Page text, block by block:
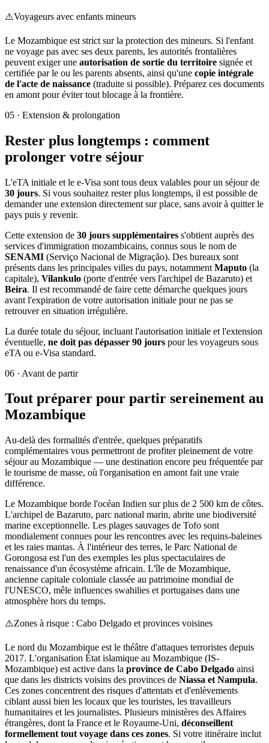
⚠️Voyageurs avec enfants mineurs
Le Mozambique est strict sur la protection des mineurs. Si l'enfant
ne voyage pas avec ses deux parents, les autorités frontalières
peuvent exiger une autorisation de sortie du territoire signée et
certifiée par le ou les parents absents, ainsi qu'une copie intégrale
de l'acte de naissance (traduite si possible). Préparez ces documents
en amont pour éviter tout blocage à la frontière.
05 · Extension & prolongation
Rester plus longtemps : comment
prolonger votre séjour
L'eTA initiale et le e-Visa sont tous deux valables pour un séjour de
30 jours. Si vous souhaitez rester plus longtemps, il est possible de
demander une extension directement sur place, sans avoir à quitter le
pays puis y revenir.
Cette extension de 30 jours supplémentaires s'obtient auprès des
services d'immigration mozambicains, connus sous le nom de
SENAMI (Serviço Nacional de Migração). Des bureaux sont
présents dans les principales villes du pays, notamment Maputo (la
capitale), Vilankulo (porte d'entrée vers l'archipel de Bazaruto) et
Beira. Il est recommandé de faire cette démarche quelques jours
avant l'expiration de votre autorisation initiale pour ne pas se
retrouver en situation irrégulière.
La durée totale du séjour, incluant l'autorisation initiale et l'extension
éventuelle, ne doit pas dépasser 90 jours pour les voyageurs sous
eTA ou e-Visa standard.
06 · Avant de partir
Tout préparer pour partir sereinement au
Mozambique
Au-delà des formalités d'entrée, quelques préparatifs
complémentaires vous permettront de profiter pleinement de votre
séjour au Mozambique — une destination encore peu fréquentée par
le tourisme de masse, où l'organisation en amont fait une vraie
différence.
Le Mozambique borde l'océan Indien sur plus de 2 500 km de côtes.
L'archipel de Bazaruto, parc national marin, abrite une biodiversité
marine exceptionnelle. Les plages sauvages de Tofo sont
mondialement connues pour les rencontres avec les requins-baleines
et les raies mantas. À l'intérieur des terres, le Parc National de
Gorongosa est l'un des exemples les plus spectaculaires de
renaissance d'un écosystème africain. L'île de Mozambique,
ancienne capitale coloniale classée au patrimoine mondial de
l'UNESCO, mêle influences swahilies et portugaises dans une
atmosphère hors du temps.
⚠️Zones à risque : Cabo Delgado et provinces voisines
Le nord du Mozambique est le théâtre d'attaques terroristes depuis
2017. L'organisation État islamique au Mozambique (IS-
Mozambique) est active dans la province de Cabo Delgado ainsi
que dans les districts voisins des provinces de Niassa et Nampula.
Ces zones concentrent des risques d'attentats et d'enlèvements
ciblant aussi bien les locaux que les touristes, les travailleurs
humanitaires et les journalistes. Plusieurs ministères des Affaires
étrangères, dont la France et le Royaume-Uni, déconseillent
formellement tout voyage dans ces zones. Si votre itinéraire inclut